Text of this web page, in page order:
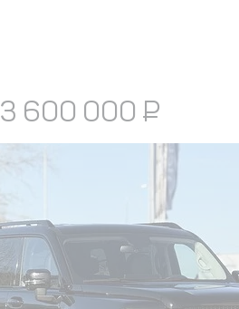
3 600 000 ₽